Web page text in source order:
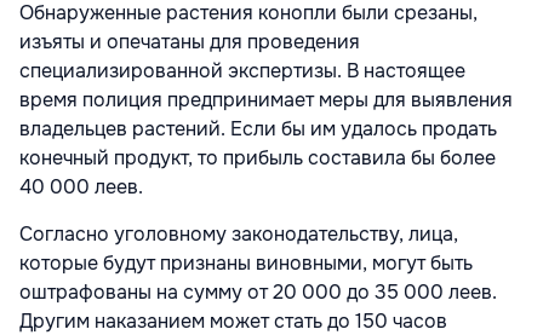
Обнаруженные растения конопли были срезаны,
изъяты и опечатаны для проведения
специализированной экспертизы. В настоящее
время полиция предпринимает меры для выявления
владельцев растений. Если бы им удалось продать
конечный продукт, то прибыль составила бы более
40 000 леев.
Согласно уголовному законодательству, лица,
которые будут признаны виновными, могут быть
оштрафованы на сумму от 20 000 до 35 000 леев.
Другим наказанием может стать до 150 часов